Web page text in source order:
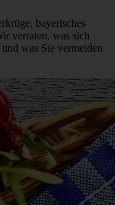
bayerisches
verraten, was sich
was Sie vermeiden